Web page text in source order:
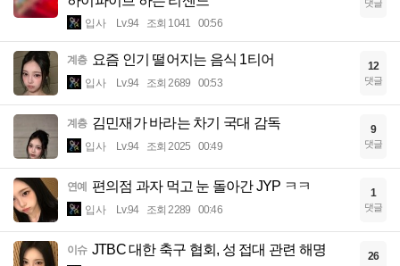
입사 Lv.94 조회 1041 00:56
댓글
계층 요즘 인기 떨어지는 음식 1티어
입사 Lv.94 조회 2689 00:53
12
댓글
계층 김민재가 바라는 차기 국대 감독
입사 Lv.94 조회 2025 00:49
9
댓글
연예 편의점 과자 먹고 눈 돌아간 JYP ㅋㅋ
입사 Lv.94 조회 2289 00:46
1
댓글
이슈 JTBC 대한 축구 협회, 성 접대 관련 해명 26